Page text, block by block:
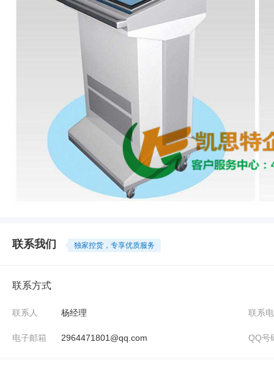
联系我们 独家控货，专享优质服务
联系方式
联系人 杨经理 联系
电子邮箱 2964471801@qq.com QQ号